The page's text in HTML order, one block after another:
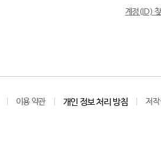
계정(ID)
이용 약관 개인 정보 처리 방침 저